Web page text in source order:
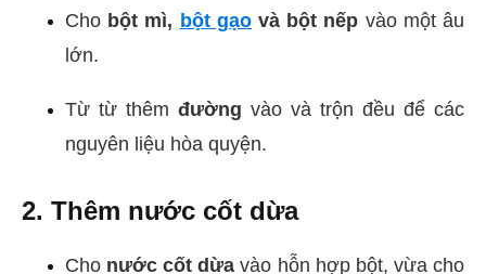
Cho bột mì, bột gạovà bột nếp vào một âu
lớn.
Từ từ thêm đường vào và trộn đều để các
nguyên liệu hòa quyện.
2. Thêm nước cốt dừa
Cho nước cốt dừa vào hỗn hợp bột, vừa cho